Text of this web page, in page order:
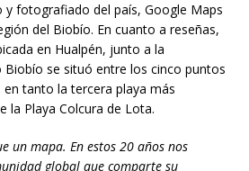
y fotografiado del país, Google Maps
del Biobío. En cuanto a reseñas,
en Hualpén, junto a la
Biobío se situó entre los cinco puntos
tanto la tercera playa más
la Playa Colcura de Lota.
un mapa. En estos 20 años nos
global que comparte su